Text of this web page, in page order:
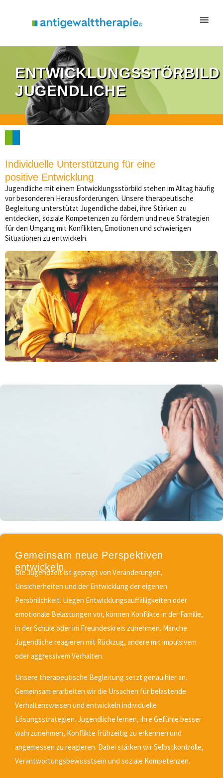
ENTWICKLUNGSSTÖRBILD
JUGENDLICHE
Individuelle Unterstützung für eine
positive Entwicklung
Jugendliche mit einem Entwicklungsstörbild stehen im Alltag häufig
vor besonderen Herausforderungen. Unsere therapeutische
Begleitung unterstützt Jugendliche dabei, ihre Stärken zu
entdecken, soziale Kompetenzen zu fördern und neue Strategien
für den Umgang mit Konflikten, Emotionen und schwierigen
Situationen zu entwickeln.
Gemeinsam neue Perspektiven
entwickeln
Die Jugendzeit ist geprägt von Veränderungen,
Unsicherheiten und der Entwicklung der eigenen
Persönlichkeit. Liegen Entwicklungsauffälligkeiten oder
emotionale Belastungen vor, können Konflikte in der Familie,
in der Schule oder im Freundeskreis zunehmen. Manche
Jugendliche reagieren mit Rückzug, andere mit impulsivem
oder aggressivem Verhalten.
Unsere therapeutische Begleitung setzt genau hier an.
Gemeinsam erarbeiten wir die Ursachen für belastende
Verhaltensweisen und entwickeln individuelle
Lösungsstrategien. Jugendliche lernen, ihre Gefühle besser
wahrzunehmen, Konflikte frühzeitig zu erkennen und
angemessen zu reagieren. Dabei stärken wir Selbstkontrolle,
Verantwortungsbewusstsein und soziale Kompetenzen.